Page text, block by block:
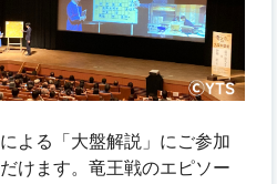
よる「大盤解説」にご参加
けます。竜王戦のエピソー